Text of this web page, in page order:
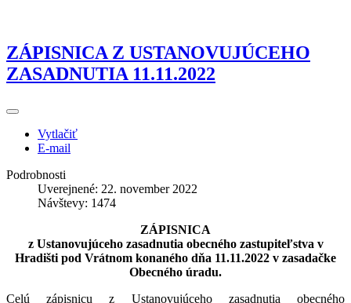
ZÁPISNICA Z USTANOVUJÚCEHO
ZASADNUTIA 11.11.2022
Vytlačiť
E-mail
Podrobnosti
Uverejnené: 22. november 2022
Návštevy: 1474
ZÁPISNICA
z Ustanovujúceho zasadnutia obecného zastupiteľstva v
Hradišti pod Vrátnom konaného dňa 11.11.2022 v zasadačke
Obecného úradu.
Celú zápisnicu z Ustanovujúceho zasadnutia obecného